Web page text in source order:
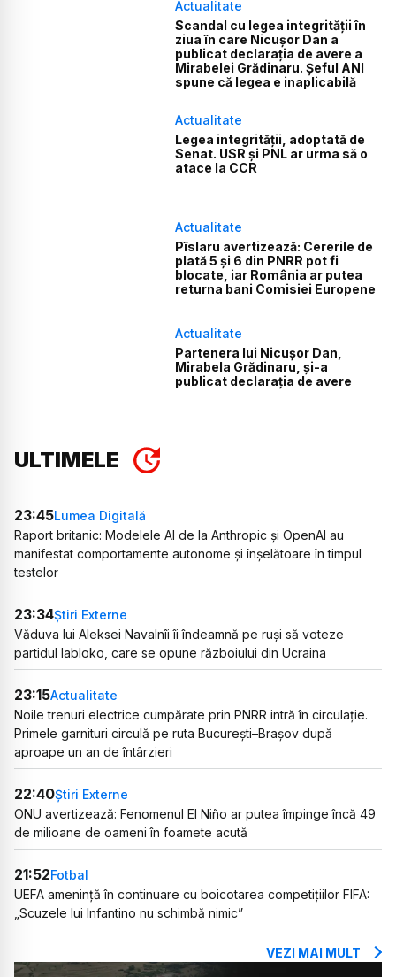
Actualitate
Scandal cu legea integrității în
ziua în care Nicușor Dan a
publicat declarația de avere a
Mirabelei Grădinaru. Șeful ANI
spune că legea e inaplicabilă
Actualitate
Legea integrității, adoptată de
Senat. USR și PNL ar urma să o
atace la CCR
Actualitate
Pîslaru avertizează: Cererile de
plată 5 și 6 din PNRR pot fi
blocate, iar România ar putea
returna bani Comisiei Europene
Actualitate
Partenera lui Nicușor Dan,
Mirabela Grădinaru, și-a
publicat declarația de avere
ULTIMELE
23:45Lumea Digitală
Raport britanic: Modelele AI de la Anthropic și OpenAI au
manifestat comportamente autonome și înșelătoare în timpul
testelor
23:34Știri Externe
Văduva lui Aleksei Navalnîi îi îndeamnă pe ruși să voteze
partidul Iabloko, care se opune războiului din Ucraina
23:15Actualitate
Noile trenuri electrice cumpărate prin PNRR intră în circulație.
Primele garnituri circulă pe ruta București–Brașov după
aproape un an de întârzieri
22:40Știri Externe
ONU avertizează: Fenomenul El Niño ar putea împinge încă 49
de milioane de oameni în foamete acută
21:52Fotbal
UEFA amenință în continuare cu boicotarea competițiilor FIFA:
„Scuzele lui Infantino nu schimbă nimic”
VEZI MAI MULT